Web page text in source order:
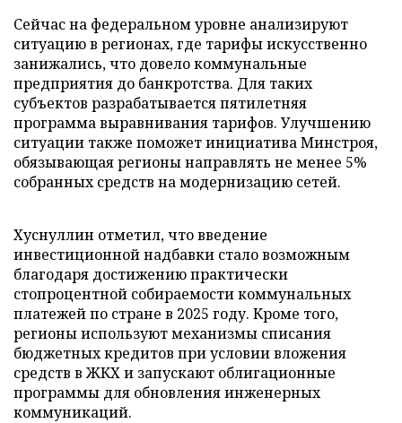
Сейчас на федеральном уровне анализируют
ситуацию в регионах, где тарифы искусственно
занижались, что довело коммунальные
предприятия до банкротства. Для таких
субъектов разрабатывается пятилетняя
программа выравнивания тарифов. Улучшению
ситуации также поможет инициатива Минстроя,
обязывающая регионы направлять не менее 5%
собранных средств на модернизацию сетей.
Хуснуллин отметил, что введение
инвестиционной надбавки стало возможным
благодаря достижению практически
стопроцентной собираемости коммунальных
платежей по стране в 2025 году. Кроме того,
регионы используют механизмы списания
бюджетных кредитов при условии вложения
средств в ЖКХ и запускают облигационные
программы для обновления инженерных
коммуникаций.